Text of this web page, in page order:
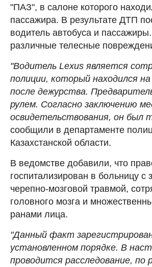
"ПАЗ", в салоне которого
пассажира. В результате ДТП
водитель автобуса и
различные телесные
"Водитель Lexus является
полиции, который находился
после дежурства.
рулем. Согласно заключению
освидетельствования, он был
сообщили в департаменте
Казахстанской области.
В ведомстве добавили, что
госпитализирован в больницу с
черепно-мозговой травмой,
головного мозга и
ранами лица.
"Данный факт
установленном порядке. В
проводится расследование, по